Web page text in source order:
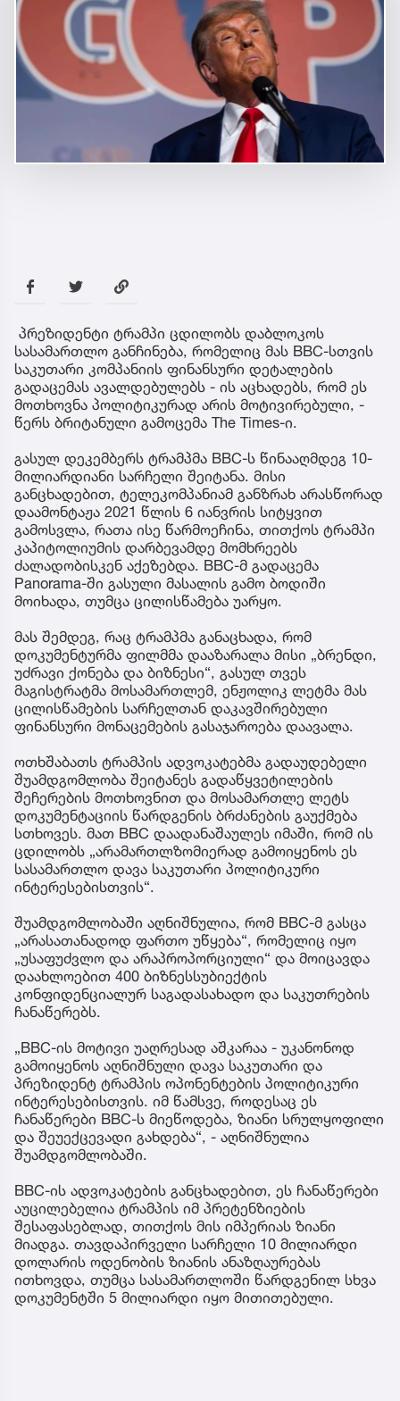
პრეზიდენტი ტრამპი ცდილობს დაბლოკოს
სასამართლო განჩინება, რომელიც მას BBC-სთვის
საკუთარი კომპანიის ფინანსური დეტალების
გადაცემას ავალდებულებს - ის აცხადებს, რომ ეს
მოთხოვნა პოლიტიკურად არის მოტივირებული, -
წერს ბრიტანული გამოცემა The Times-ი.
გასულ დეკემბერს ტრამპმა BBC-ს წინააღმდეგ 10-
მილიარდიანი სარჩელი შეიტანა. მისი
განცხადებით, ტელეკომპანიამ განზრახ არასწორად
დაამონტაჟა 2021 წლის 6 იანვრის სიტყვით
გამოსვლა, რათა ისე წარმოეჩინა, თითქოს ტრამპი
კაპიტოლიუმის დარბევამდე მომხრეებს
ძალადობისკენ აქეზებდა. BBC-მ გადაცემა
Panorama-ში გასული მასალის გამო ბოდიში
მოიხადა, თუმცა ცილისწამება უარყო.
მას შემდეგ, რაც ტრამპმა განაცხადა, რომ
დოკუმენტურმა ფილმმა დააზარალა მისი „ბრენდი,
უძრავი ქონება და ბიზნესი“, გასულ თვეს
მაგისტრატმა მოსამართლემ, ენჟოლიკ ლეტმა მას
ცილისწამების სარჩელთან დაკავშირებული
ფინანსური მონაცემების გასაჯაროება დაავალა.
ოთხშაბათს ტრამპის ადვოკატებმა გადაუდებელი
შუამდგომლობა შეიტანეს გადაწყვეტილების
შეჩერების მოთხოვნით და მოსამართლე ლეტს
დოკუმენტაციის წარდგენის ბრძანების გაუქმება
სთხოვეს. მათ BBC დაადანაშაულეს იმაში, რომ ის
ცდილობს „არამართლზომიერად გამოიყენოს ეს
სასამართლო დავა საკუთარი პოლიტიკური
ინტერესებისთვის“.
შუამდგომლობაში აღნიშნულია, რომ BBC-მ გასცა
„არასათანადოდ ფართო უწყება“, რომელიც იყო
„უსაფუძვლო და არაპროპორციული“ და მოიცავდა
დაახლოებით 400 ბიზნესსუბიექტის
კონფიდენციალურ საგადასახადო და საკუთრების
ჩანაწერებს.
„BBC-ის მოტივი უაღრესად აშკარაა - უკანონოდ
გამოიყენოს აღნიშნული დავა საკუთარი და
პრეზიდენტ ტრამპის ოპონენტების პოლიტიკური
ინტერესებისთვის. იმ წამსვე, როდესაც ეს
ჩანაწერები BBC-ს მიეწოდება, ზიანი სრულყოფილი
და შეუექცევადი გახდება“, - აღნიშნულია
შუამდგომლობაში.
BBC-ის ადვოკატების განცხადებით, ეს ჩანაწერები
აუცილებელია ტრამპის იმ პრეტენზიების
შესაფასებლად, თითქოს მის იმპერიას ზიანი
მიადგა. თავდაპირველი სარჩელი 10 მილიარდი
დოლარის ოდენობის ზიანის ანაზღაურებას
ითხოვდა, თუმცა სასამართლოში წარდგენილ სხვა
დოკუმენტში 5 მილიარდი იყო მითითებული.